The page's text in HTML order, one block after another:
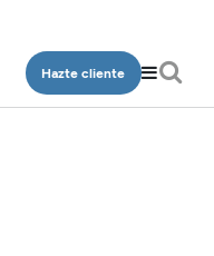
Hazte cliente